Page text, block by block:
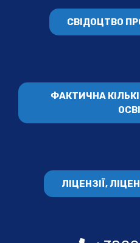
СВІДОЦТВО
ФАКТИЧНА
ЛІЦЕНЗІЇ,